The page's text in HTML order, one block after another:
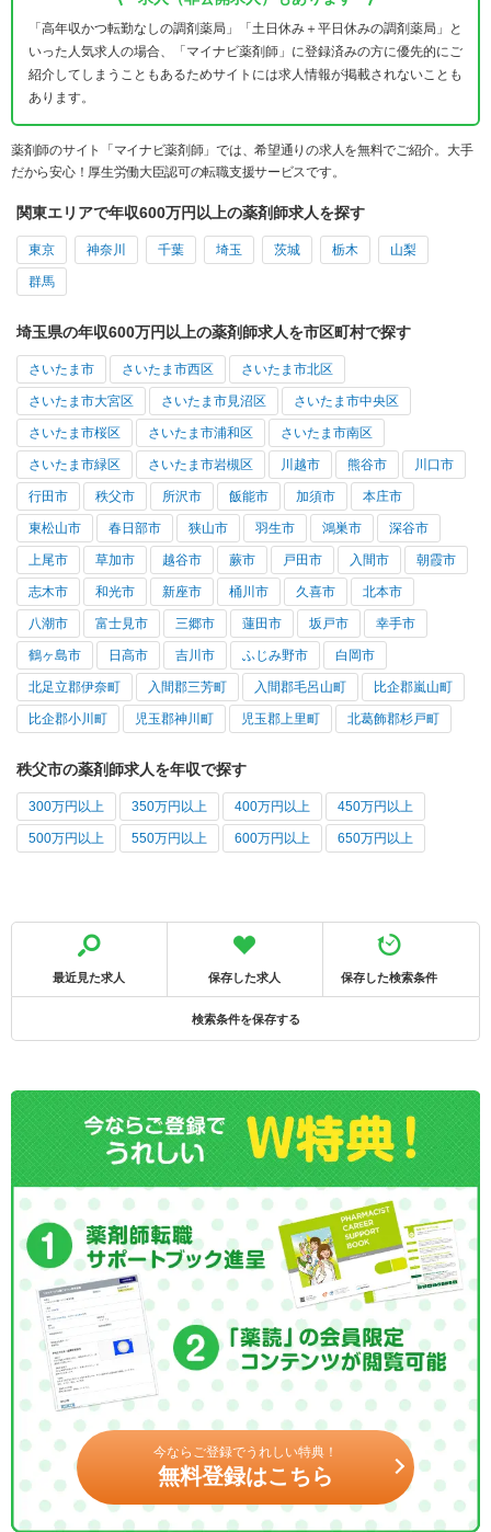
「高年収かつ転勤なしの調剤薬局」「土日休み＋平日休みの調剤薬局」と
いった人気求人の場合、「マイナビ薬剤師」に登録済みの方に優先的にご
紹介してしまうこともあるためサイトには求人情報が掲載されないことも
あります。
薬剤師のサイト「マイナビ薬剤師」では、希望通りの求人を無料でご紹介。大手
だから安心！厚生労働大臣認可の転職支援サービスです。
関東エリアで年収600万円以上の薬剤師求人を探す
東京 神奈川 千葉 埼玉 茨城 栃木 山梨
群馬
埼玉県の年収600万円以上の薬剤師求人を市区町村で探す
さいたま市 さいたま市西区 さいたま市北区
さいたま市大宮区 さいたま市見沼区 さいたま市中央区
さいたま市桜区 さいたま市浦和区 さいたま市南区
さいたま市緑区 さいたま市岩槻区 川越市 熊谷市 川口市
行田市 秩父市 所沢市 飯能市 加須市 本庄市
東松山市 春日部市 狭山市 羽生市 鴻巣市 深谷市
上尾市 草加市 越谷市 蕨市 戸田市 入間市 朝霞市
志木市 和光市 新座市 桶川市 久喜市 北本市
八潮市 富士見市 三郷市 蓮田市 坂戸市 幸手市
鶴ヶ島市 日高市 吉川市 ふじみ野市 白岡市
北足立郡伊奈町 入間郡三芳町 入間郡毛呂山町 比企郡嵐山町
比企郡小川町 児玉郡神川町 児玉郡上里町 北葛飾郡杉戸町
秩父市の薬剤師求人を年収で探す
300万円以上 350万円以上 400万円以上 450万円以上
500万円以上 550万円以上 600万円以上 650万円以上
最近見た求人 保存した求人 保存した検索条件
検索条件を保存する
今ならご登録でうれしい特典！
無料登録はこちら